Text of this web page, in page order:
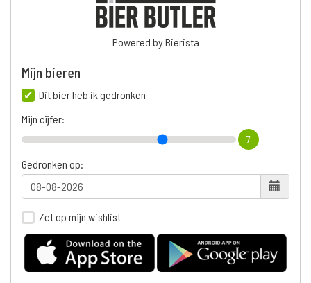
Powered by Bierista
Mijn bieren
Dit bier heb ik gedronken
Mijn cijfer:
7
Gedronken op:
Zet op mijn wishlist